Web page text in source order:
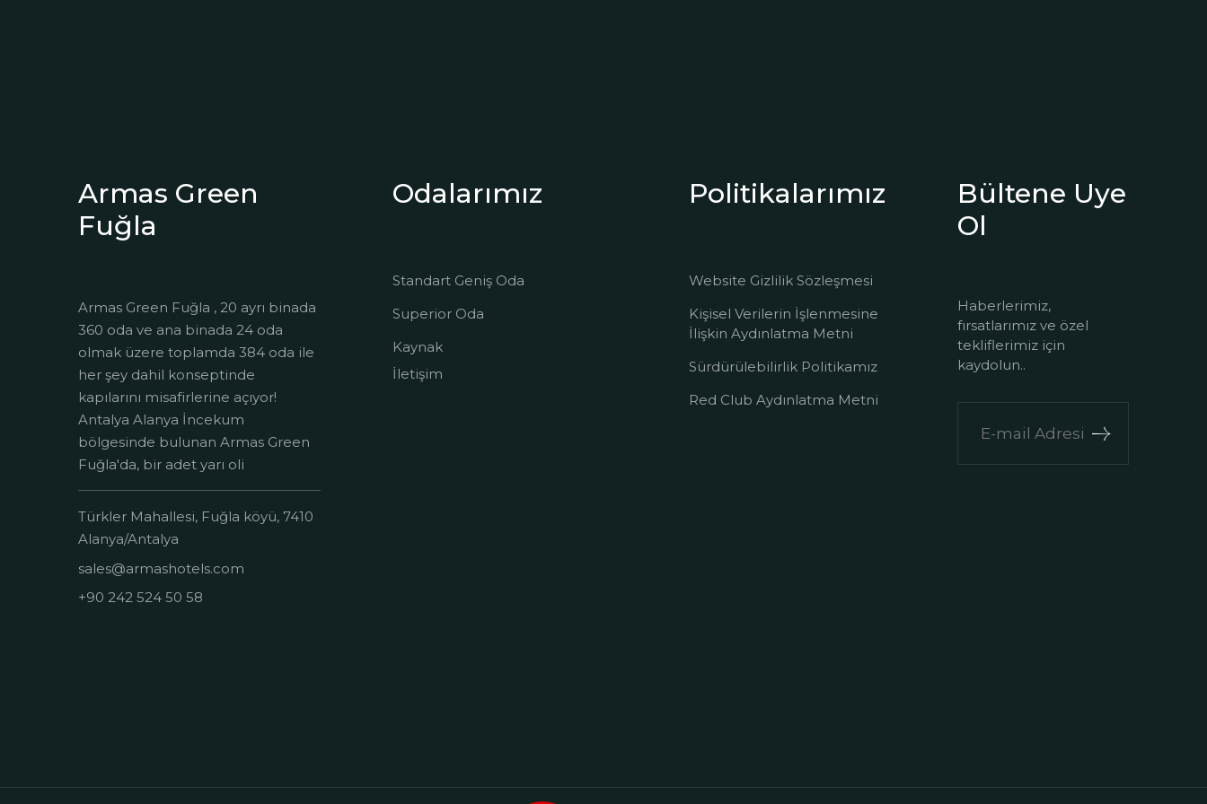
Armas Green
Fuğla
Armas Green Fuğla , 20 ayrı binada
360 oda ve ana binada 24 oda
olmak üzere toplamda 384 oda ile
her şey dahil konseptinde
kapılarını misafirlerine açıyor!
Antalya Alanya İncekum
bölgesinde bulunan Armas Green
Fuğla'da, bir adet yarı oli
Türkler Mahallesi, Fuğla köyü, 7410
Alanya/Antalya
sales@armashotels.com
+90 242 524 50 58
Odalarımız
Standart Geniş Oda
Superior Oda
Kaynak
İletişim
Politikalarımız
Website Gizlilik Sözleşmesi
Kişisel Verilerin İşlenmesine
İlişkin Aydınlatma Metni
Sürdürülebilirlik Politikamız
Red Club Aydınlatma Metni
Bültene Uye
Ol
Haberlerimiz,
fırsatlarımız ve özel
tekliflerimiz için
kaydolun..